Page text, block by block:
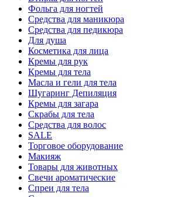
Фольга для ногтей
Средства для маникюра
Средства для педикюра
Для душа
Косметика для лица
Кремы для рук
Кремы для тела
Масла и гели для тела
Шугаринг Депиляция
Кремы для загара
Скрабы для тела
Средства для волос
SALE
Торговое оборудование
Макияж
Товары для животных
Свечи ароматические
Спреи для тела